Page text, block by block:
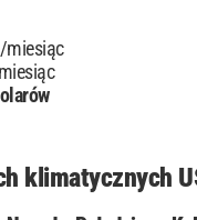
miesiąc
klimatycznych